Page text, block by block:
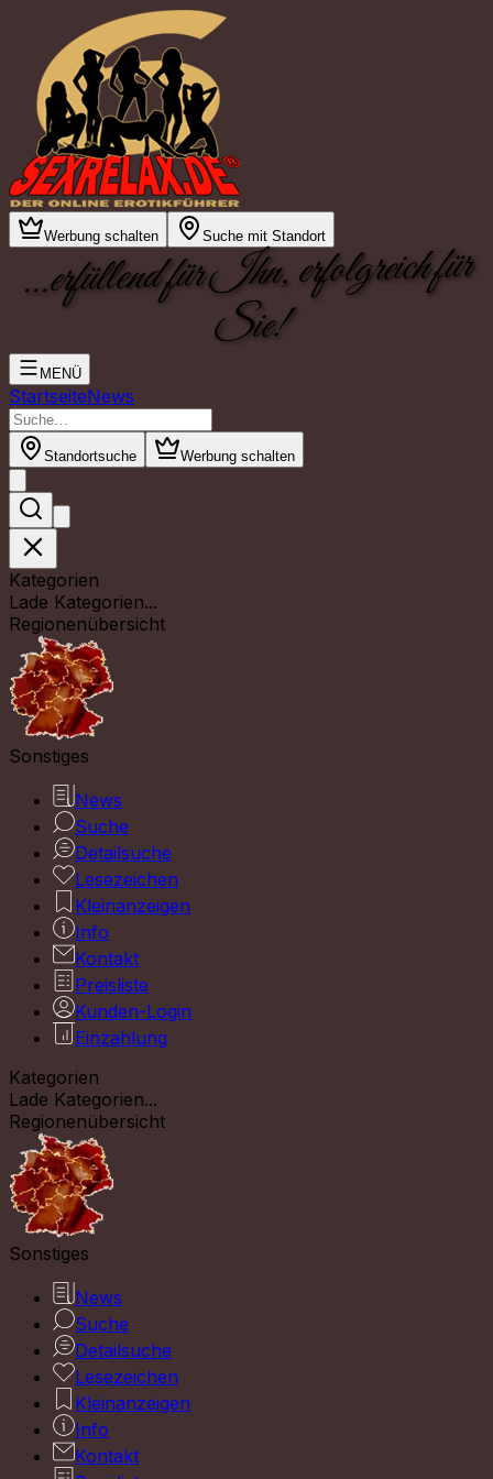
Werbung schalten Suche mit Standort
...erfüllend für Ihn, erfolgreich für
Sie!
MENÜ
StartseiteNews
Standortsuche Werbung schalten
Kategorien
Lade Kategorien...
Regionenübersicht
Sonstiges
News
Suche
Detailsuche
Lesezeichen
Kleinanzeigen
Info
Kontakt
Preisliste
Kunden-Login
Einzahlung
Kategorien
Lade Kategorien...
Regionenübersicht
Sonstiges
News
Suche
Detailsuche
Lesezeichen
Kleinanzeigen
Info
Kontakt